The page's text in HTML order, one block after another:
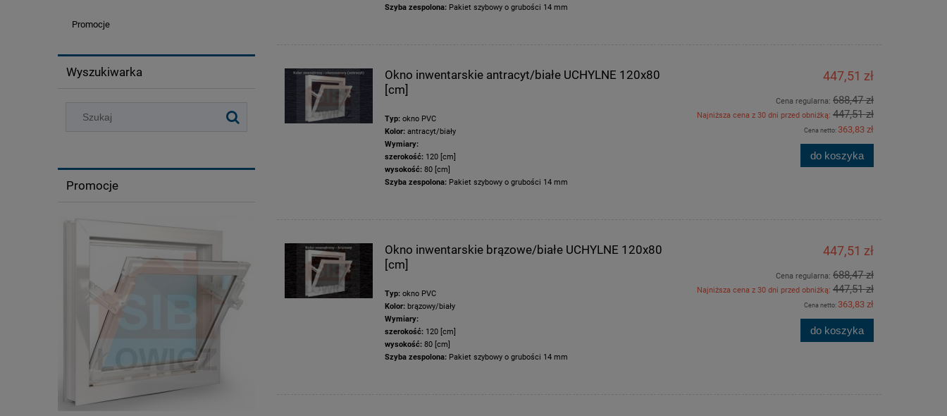
Promocje
Wyszukiwarka
Promocje
Szyba zespolona: Pakiet szybowy o grubości 14 mm
Okno inwentarskie antracyt/białe UCHYLNE 120x80
[cm]
Typ: okno PVC
Kolor: antracyt/biały
Wymiary:
szerokość: 120 [cm]
wysokość: 80 [cm]
Szyba zespolona: Pakiet szybowy o grubości 14 mm
447,51 zł
Cena regularna: 688,47 zł
Najniższa cena z 30 dni przed obniżką: 447,51 zł
Cena netto: 363,83 zł
do koszyka
Okno inwentarskie brązowe/białe UCHYLNE 120x80
[cm]
Typ: okno PVC
Kolor: brązowy/biały
Wymiary:
szerokość: 120 [cm]
wysokość: 80 [cm]
Szyba zespolona: Pakiet szybowy o grubości 14 mm
447,51 zł
Cena regularna: 688,47 zł
Najniższa cena z 30 dni przed obniżką: 447,51 zł
Cena netto: 363,83 zł
do koszyka